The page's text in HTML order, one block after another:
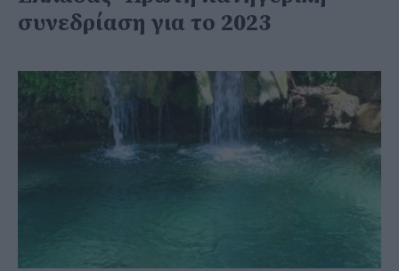
συνεδρίαση για το 2023